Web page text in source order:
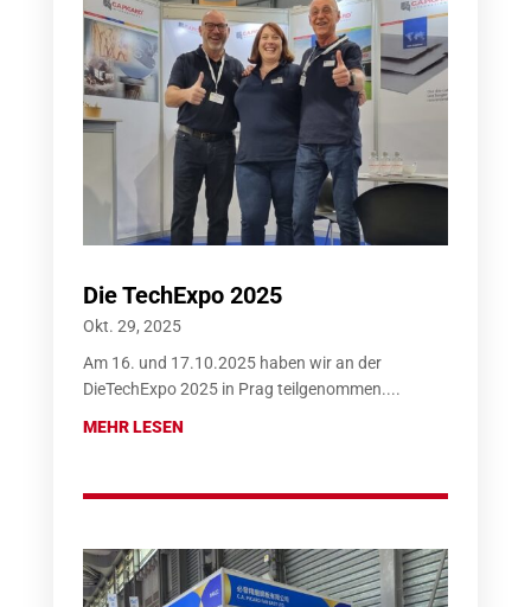
Die TechExpo 2025
Okt. 29, 2025
Am 16. und 17.10.2025 haben wir an der
DieTechExpo 2025 in Prag teilgenommen....
MEHR LESEN